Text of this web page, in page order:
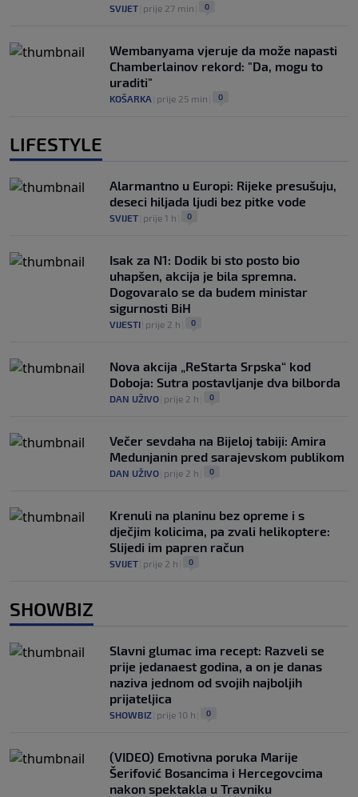
SVIJET prije 27 min 0
Wembanyama vjeruje da može napasti
Chamberlainov rekord: "Da, mogu to
uraditi"
KOŠARKA prije 25 min 0
LIFESTYLE
Alarmantno u Europi: Rijeke presušuju,
deseci hiljada ljudi bez pitke vode
SVIJET prije 1 h 0
Isak za N1: Dodik bi sto posto bio
uhapšen, akcija je bila spremna.
Dogovaralo se da budem ministar
sigurnosti BiH
VIJESTI prije 2 h 0
Nova akcija „ReStarta Srpska“ kod
Doboja: Sutra postavljanje dva bilborda
DAN UŽIVO prije 2 h 0
Večer sevdaha na Bijeloj tabiji: Amira
Medunjanin pred sarajevskom publikom
DAN UŽIVO prije 2 h 0
Krenuli na planinu bez opreme i s
dječjim kolicima, pa zvali helikoptere:
Slijedi im papren račun
SVIJET prije 2 h 0
SHOWBIZ
Slavni glumac ima recept: Razveli se
prije jedanaest godina, a on je danas
naziva jednom od svojih najboljih
prijateljica
SHOWBIZ prije 10 h 0
(VIDEO) Emotivna poruka Marije
Šerifović Bosancima i Hercegovcima
nakon spektakla u Travniku